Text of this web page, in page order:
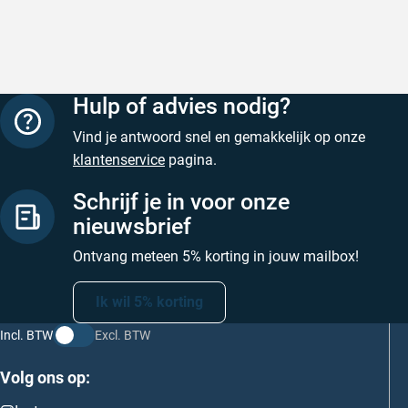
Hulp of advies nodig?
Vind je antwoord snel en gemakkelijk op onze
klantenservice pagina.
Schrijf je in voor onze
nieuwsbrief
Ontvang meteen 5% korting in jouw mailbox!
Ik wil 5% korting
Incl. BTW Excl. BTW
Volg ons op: